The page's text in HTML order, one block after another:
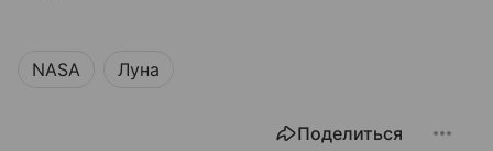
NASA Луна
Поделиться